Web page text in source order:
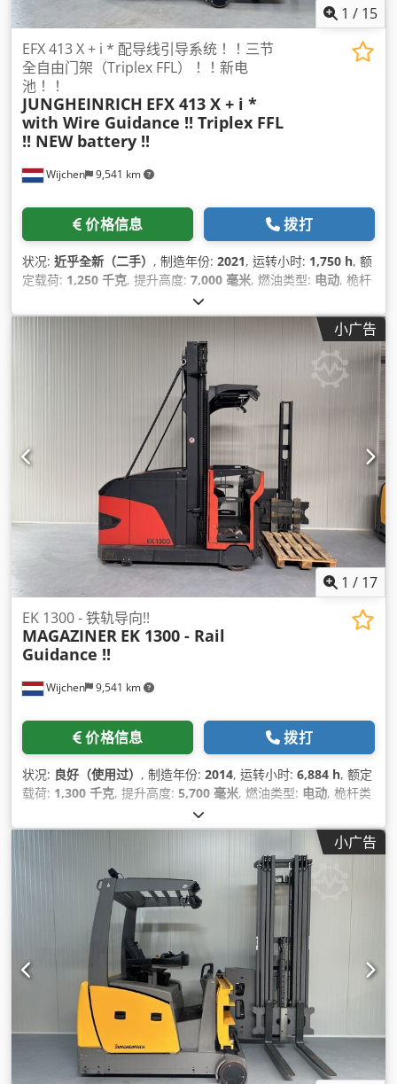
1 / 15
Wijchen 9,541 km
EFX 413 X + i * 配导线引导系统！！三节
全自由门架（Triplex FFL）！！新电
池！！
JUNGHEINRICH EFX 413 X + i *
with Wire Guidance !! Triplex FFL
!! NEW battery !!
价格信息 拨打
状况: 近乎全新（二手） , 制造年份: 2021, 运转小时: 1,750 h, 额
定载荷: 1,250 千克, 提升高度: 7,000 毫米, 燃油类型: 电动, 桅杆
, 建筑高度:
小广告
1 / 17
Wijchen 9,541 km
EK 1300 - 铁轨导向!!
MAGAZINER EK 1300 - Rail
Guidance !!
价格信息 拨打
状况: 良好（使用过） , 制造年份: 2014, 运转小时: 6,884 h, 额定
载荷: 1,300 千克, 提升高度: 5,700 毫米, 燃油类型: 电动, 桅杆类
,
小广告